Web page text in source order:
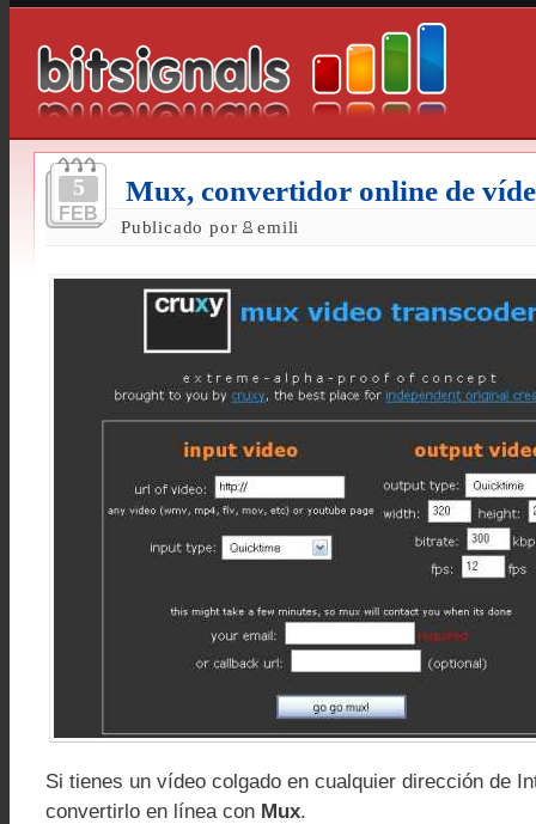
5
FEB
Mux, convertidor online de
Publicado por emili
Si tienes un vídeo colgado en cualquier dirección de
convertirlo en línea con Mux.